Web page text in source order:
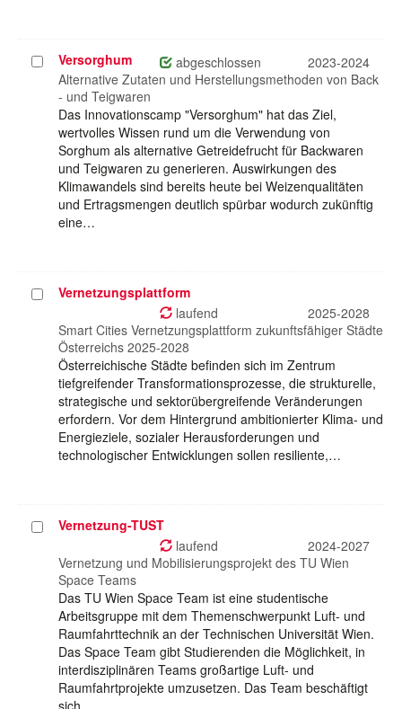
Projekt
auswählen
Versorghum abgeschlossen
2023-2024
Alternative Zutaten und Herstellungsmethoden von Back
- und Teigwaren
Das Innovationscamp "Versorghum" hat das Ziel,
wertvolles Wissen rund um die Verwendung von
Sorghum als alternative Getreidefrucht für Backwaren
und Teigwaren zu generieren. Auswirkungen des
Klimawandels sind bereits heute bei Weizenqualitäten
und Ertragsmengen deutlich spürbar wodurch zukünftig
eine…
ProjektVernetzungsplattform
laufend
2025-2028
Smart Cities Vernetzungsplattform zukunftsfähiger Städte
Österreichs 2025-2028
Österreichische Städte befinden sich im Zentrum
tiefgreifender Transformationsprozesse, die strukturelle,
strategische und sektorübergreifende Veränderungen
erfordern. Vor dem Hintergrund ambitionierter Klima- und
Energieziele, sozialer Herausforderungen und
technologischer Entwicklungen sollen resiliente,…
ProjektVernetzung-TUST
laufend
2024-2027
Vernetzung und Mobilisierungsprojekt des TU Wien
Space Teams
Das TU Wien Space Team ist eine studentische
Arbeitsgruppe mit dem Themenschwerpunkt Luft- und
Raumfahrttechnik an der Technischen Universität Wien.
Das Space Team gibt Studierenden die Möglichkeit, in
interdisziplinären Teams großartige Luft- und
Raumfahrtprojekte umzusetzen. Das Team beschäftigt